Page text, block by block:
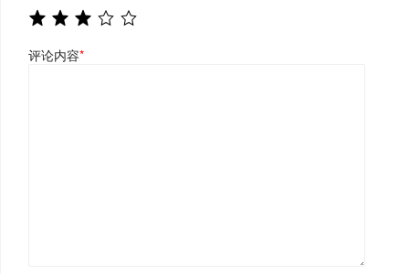
评论内容*